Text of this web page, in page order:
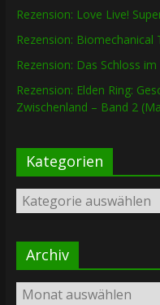
Rezension: Love Live!
Rezension: Biomechanical
Rezension: Das Schloss
Rezension: Elden Ring:
Zwischenland – Band 2
Kategorien
Kategorien
Archiv
Archiv